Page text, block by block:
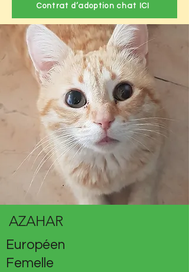
Contrat d’adoption chat ICI
AZAHAR
Européen
Femelle